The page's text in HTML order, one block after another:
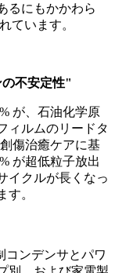
るにもかかわら
ています。
不安定性"
が、石油化学原
ィルムのリードタ
傷治癒ケアに基
が超低粒子放出
イクルが長くなっ
す。
コンデンサとパワ